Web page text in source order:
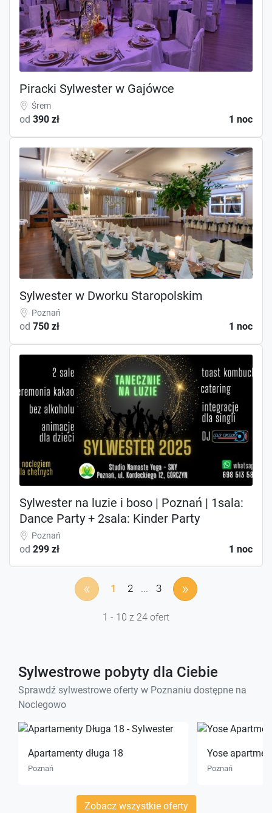
Piracki Sylwester w Gajówce
Śrem
od 390 zł 1 noc
Sylwester w Dworku Staropolskim
Poznań
od 750 zł 1 noc
Sylwester na luzie i boso | Poznań | 1sala:
Dance Party + 2sala: Kinder Party
Poznań
od 299 zł 1 noc
« 1 2 ... 3 »
1 - 10 z 24 ofert
Sylwestrowe pobyty dla Ciebie
Sprawdź sylwestrowe oferty w Poznaniu dostępne na
Noclegowo
Apartamenty długa 18
Poznań
Yose
Poznań
Zobacz wszystkie oferty